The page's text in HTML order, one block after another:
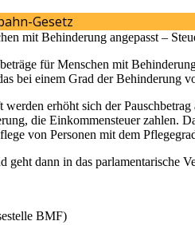
mit Behinderung angepasst –
für Menschen mit
bei einem Grad der Behinderung
erhöht sich der
die Einkommensteuer
von Personen mit dem
geht dann in das parlamentarische
BMF)